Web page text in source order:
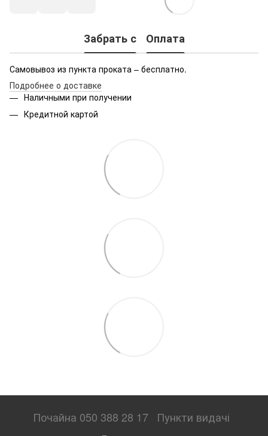
Забрать с Оплата
Самовывоз из пункта проката – бесплатно.
Подробнее о доставке
Наличными при получении
Кредитной картой
Почайна 050 388 28 17 Пункти видачі